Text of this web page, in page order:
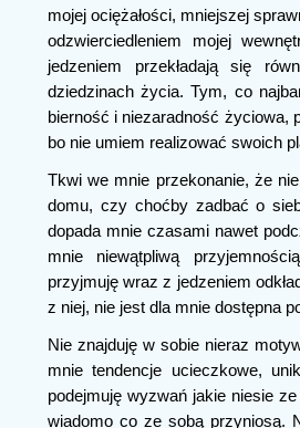
mojej ociężałości, mniejszej
odzwierciedleniem mojej
jedzeniem przekładają się
dziedzinach życia. Tym, co
bierność i niezaradność życiowa,
bo nie umiem realizować swoich
Tkwi we mnie przekonanie, że
domu, czy choćby zadbać o
dopada mnie czasami nawet
mnie niewątpliwą
przyjmuję wraz z jedzeniem
z niej, nie jest dla mnie dostępna
Nie znajduję w sobie nieraz
mnie tendencje ucieczkowe,
podejmuję wyzwań jakie niesie
wiadomo co ze sobą przyniosą.